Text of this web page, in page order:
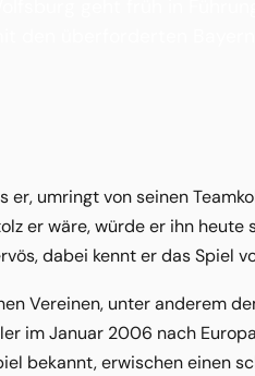
er, umringt von seinen
er wäre, würde er ihn heute
dabei kennt er das Spiel
Vereinen, unter anderem
im Januar 2006 nach
bekannt, erwischen einen